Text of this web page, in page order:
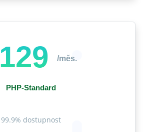
129 /měs.
PHP-Standard
99.9% dostupnost